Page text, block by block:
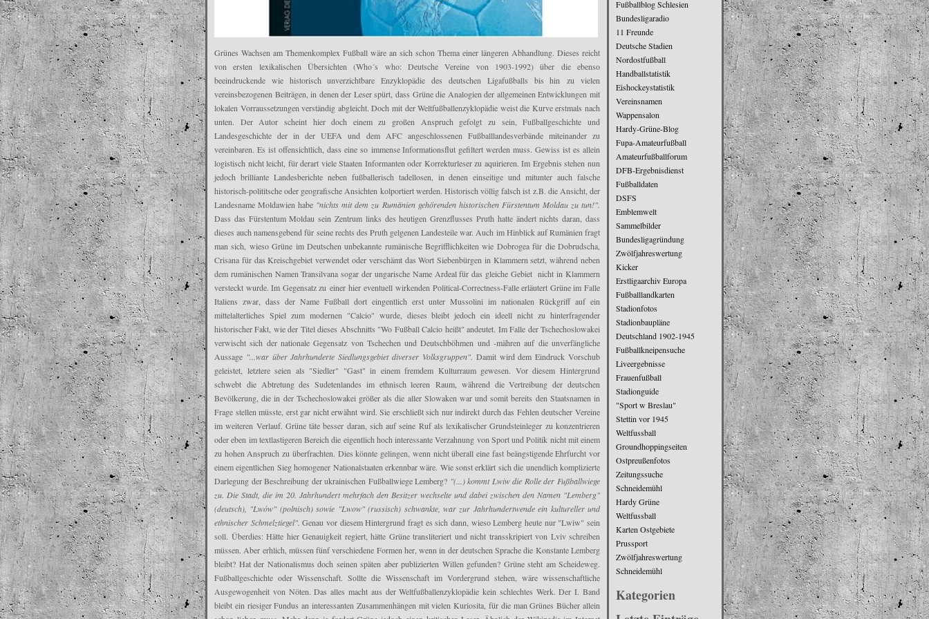
Grünes Wachsen am Themenkomplex Fußball wäre an sich schon Thema einer längeren Abhandlung. Dieses reicht
von ersten lexikalischen Übersichten (Who´s who: Deutsche Vereine von 1903-1992) über die ebenso
beeindruckende wie historisch unverzichtbare Enzyklopädie des deutschen Ligafußballs bis hin zu vielen
vereinsbezogenen Beiträgen, in denen der Leser spürt, dass Grüne die Analogien der allgemeinen Entwicklungen mit
lokalen Vorraussetzungen verständig abgleicht. Doch mit der Weltfußballenzyklopädie weist die Kurve erstmals nach
unten. Der Autor scheint hier doch einem zu großen Anspruch gefolgt zu sein, Fußballgeschichte und
Landesgeschichte der in der UEFA und dem AFC angeschlossenen Fußballlandesverbände miteinander zu
vereinbaren. Es ist offensichtlich, dass eine so immense Informationsflut gefiltert werden muss. Gewiss ist es allein
logistisch nicht leicht, für derart viele Staaten Informanten oder Korrekturleser zu aquirieren. Im Ergebnis stehen nun
jedoch brilliante Landesberichte neben fußballerisch tadellosen, in denen einseitige und mitunter auch falsche
historisch-polititsche oder geografische Ansichten kolportiert werden. Historisch völlig falsch ist z.B. die Ansicht, der
Landesname Moldawien habe "nichts mit dem zu Rumänien gehörenden historischen Fürstentum Moldau zu tun!".
Dass das Fürstentum Moldau sein Zentrum links des heutigen Grenzflusses Pruth hatte ändert nichts daran, dass
dieses auch namensgebend für seine rechts des Pruth gelgenen Landesteile war. Auch im Hinblick auf Rumänien fragt
man sich, wieso Grüne im Deutschen unbekannte rumänische Begrifflichkeiten wie Dobrogea für die Dobrudscha,
Crisana für das Kreischgebiet verwendet oder verschämt das Wort Siebenbürgen in Klammern setzt, während neben
dem rumänischen Namen Transilvana sogar der ungarische Name Ardeal für das gleiche Gebiet nicht in Klammern
versteckt wurde. Im Gegensatz zu einer hier eventuell wirkenden Political-Correctness-Falle erläutert Grüne im Falle
Italiens zwar, dass der Name Fußball dort eingentlich erst unter Mussolini im nationalen Rückgriff auf ein
mittelalterliches Spiel zum modernen "Calcio" wurde, dieses bleibt jedoch ein ideell nicht zu hinterfragender
historischer Fakt, wie der Titel dieses Abschnitts "Wo Fußball Calcio heißt" andeutet. Im Falle der Tschechoslowakei
verwischt sich der nationale Gegensatz von Tschechen und Deutschböhmen und -mähren auf die unverfängliche
Aussage "...war über Jahrhunderte Siedlungsgebiet diverser Volksgruppen". Damit wird dem Eindruck Vorschub
geleistet, letztere seien als "Siedler" "Gast" in einem fremdem Kulturraum gewesen. Vor diesem Hintergrund
schwebt die Abtretung des Sudetenlandes im ethnisch leeren Raum, während die Vertreibung der deutschen
Bevölkerung, die in der Tschechoslowakei größer als die aller Slowaken war und somit bereits den Staatsnamen in
Frage stellen müsste, erst gar nicht erwähnt wird. Sie erschließt sich nur indirekt durch das Fehlen deutscher Vereine
im weiteren Verlauf. Grüne täte besser daran, sich auf seine Ruf als lexikalischer Grundsteinleger zu konzentrieren
oder eben im textlastigeren Bereich die eigentlich hoch interessante Verzahnung von Sport und Politik nicht mit einem
zu hohen Anspruch zu überfrachten. Dies könnte gelingen, wenn nicht überall eine fast beängstigende Ehrfurcht vor
einem eigentlichen Sieg homogener Nationalstaaten erkennbar wäre. Wie sonst erklärt sich die unendlich komplizierte
Darlegung der Beschreibung der ukrainischen Fußballwiege Lemberg? "(...) kommt Lwiw die Rolle der Fußballwiege
zu. Die Stadt, die im 20. Jahrhundert mehrfach den Besitzer wechselte und dabei zwischen den Namen "Lemberg"
(deutsch), "Lwów" (polnisch) sowie "Lwow" (russisch) schwankte, war zur Jahrhundertwende ein kultureller und
ethnischer Schmelztiegel".Genau vor diesem Hintergrund fragt es sich dann, wieso Lemberg heute nur "Lwiw" sein
soll. Überdies: Hätte hier Genauigkeit regiert, hätte Grüne transliteriert und nicht transskripiert von Lviv schreiben
müssen. Aber erhlich, müssen fünf verschiedene Formen her, wenn in der deutschen Sprache die Konstante Lemberg
bleibt? Hat der Nationalismus doch seinen späten aber publizierten Willen gefunden? Grüne steht am Scheideweg.
Fußballgeschichte oder Wissenschaft. Sollte die Wissenschaft im Vordergrund stehen, wäre wissenschaftliche
Ausgewogenheit von Nöten. Das alles macht aus der Weltfußballenzyklopädie kein schlechtes Werk. Der I. Band
bleibt ein riesiger Fundus an interessanten Zusammenhängen mit vielen Kuriosita, für die man Grünes Bücher allein
Fußballblog Schlesien
Bundesligaradio
11 Freunde
Deutsche Stadien
Nordostfußball
Handballstatistik
Eishockeystatistik
Vereinsnamen
Wappensalon
Hardy-Grüne-Blog
Fupa-Amateurfußball
Amateurfußballforum
DFB-Ergebnisdienst
Fußballdaten
DSFS
Emblemwelt
Sammelbilder
Bundesligagründung
Zwölfjahreswertung
Kicker
Erstligaarchiv Europa
Fußballlandkarten
Stadionfotos
Stadionbaupläne
Deutschland 1902-1945
Fußballkneipensuche
Liveergebnisse
Frauenfußball
Stadionguide
"Sport w Breslau"
Stettin vor 1945
Weltfussball
Groundhoppingseiten
Ostpreußenfotos
Zeitungssuche
Schneidemühl
Hardy Grüne
Weltfussball
Karten Ostgebiete
Prussport
Zwölfjahreswertung
Schneidemühl
Kategorien